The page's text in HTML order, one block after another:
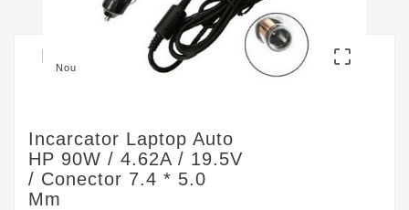
19.5V / conector 7.4 * 5.0 mm
Nou 
Incarcator Laptop Auto
HP 90W / 4.62A / 19.5V
/ Conector 7.4 * 5.0
Mm